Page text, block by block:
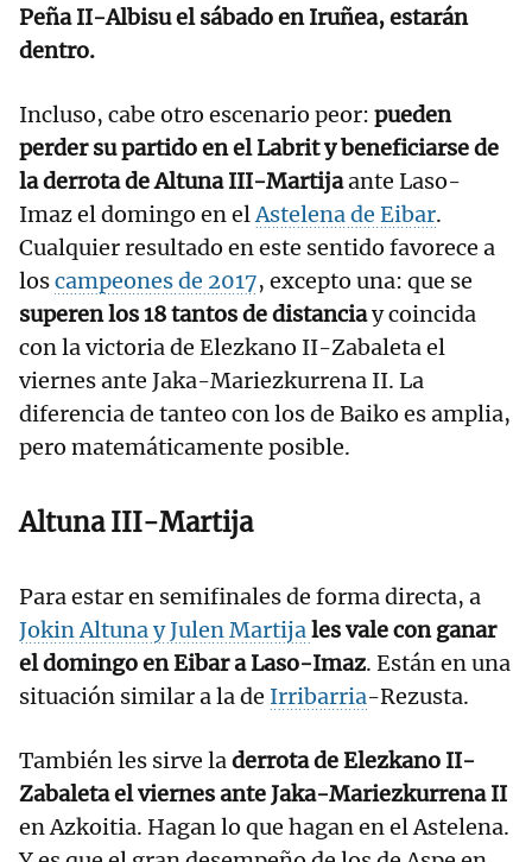
Peña II-Albisu el sábado en Iruñea, estarán
dentro.
Incluso, cabe otro escenario peor: pueden
perder su partido en el Labrit y beneficiarse de
la derrota de Altuna III-Martijaante Laso-
Imaz el domingo en elAstelena de Eibar.
Cualquier resultado en este sentido favorece a
loscampeones de 2017, excepto una: que se
superen los 18 tantos de distanciay coincida
con la victoria de Elezkano II-Zabaleta el
viernes ante Jaka-Mariezkurrena II. La
diferencia de tanteo con los de Baiko es amplia,
pero matemáticamente posible.
Altuna III-Martija
Para estar en semifinales de forma directa, a
Jokin Altuna y Julen Martijales vale con ganar
el domingo en Eibar a Laso-Imaz. Están en una
situación similar a la de Irribarria-Rezusta.
También les sirve laderrota de Elezkano II-
Zabaleta el viernes ante Jaka-Mariezkurrena II
en Azkoitia. Hagan lo que hagan en el Astelena.